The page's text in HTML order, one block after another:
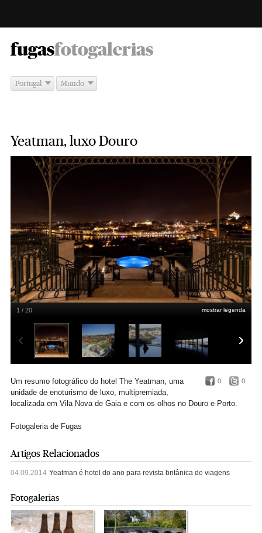
fugas -
fotogalerias
Portugal Mundo
Yeatman, luxo Douro
mostrar legenda
1 / 20
0 0
Um resumo fotográfico do hotel The Yeatman, uma
unidade de enoturismo de luxo, multipremiada,
localizada em Vila Nova de Gaia e com os olhos no Douro e Porto.
Fotogaleria de Fugas
Artigos Relacionados
04.09.2014 Yeatman é hotel do ano para revista britânica de viagens
Fotogalerias